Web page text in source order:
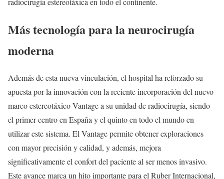
Más tecnología para la neurocirugía
moderna
Además de esta nueva vinculación, el hospital ha reforzado su
apuesta por la innovación con la reciente incorporación del nuevo
marco estereotáxico Vantage a su unidad de radiocirugía, siendo
el primer centro en España y el quinto en todo el mundo en
utilizar este sistema. El Vantage permite obtener exploraciones
con mayor precisión y calidad, y además, mejora
significativamente el confort del paciente al ser menos invasivo.
Este avance marca un hito importante para el Ruber Internacional,